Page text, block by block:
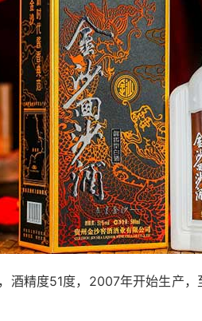
酒精度51度，2007年开始生产